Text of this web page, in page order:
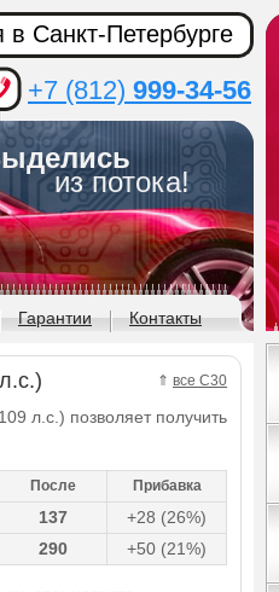
из потока!
в Санкт-Петербурге
+7 (812) 999-34-56
Гарантии Контакты
⇑ все C30
л.с.) позволяет получить
После Прибавка
137
+28 (26%)
290 +50 (21%)